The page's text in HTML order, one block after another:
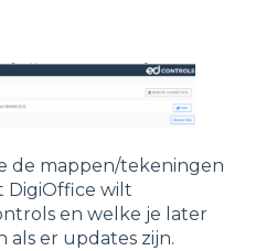
de mappen/tekeningen
DigiOffice wilt
en welke je later
als er updates zijn.